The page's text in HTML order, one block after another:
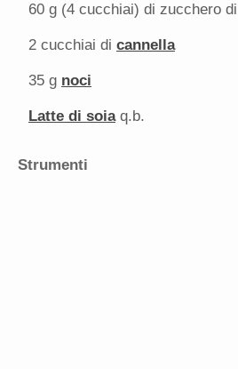
60 g (4 cucchiai) di zucchero
2 cucchiai di cannella
35 g noci
Latte di soiaq.b.
Strumenti